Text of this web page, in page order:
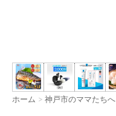
ホーム > 神戸市のママたちへ